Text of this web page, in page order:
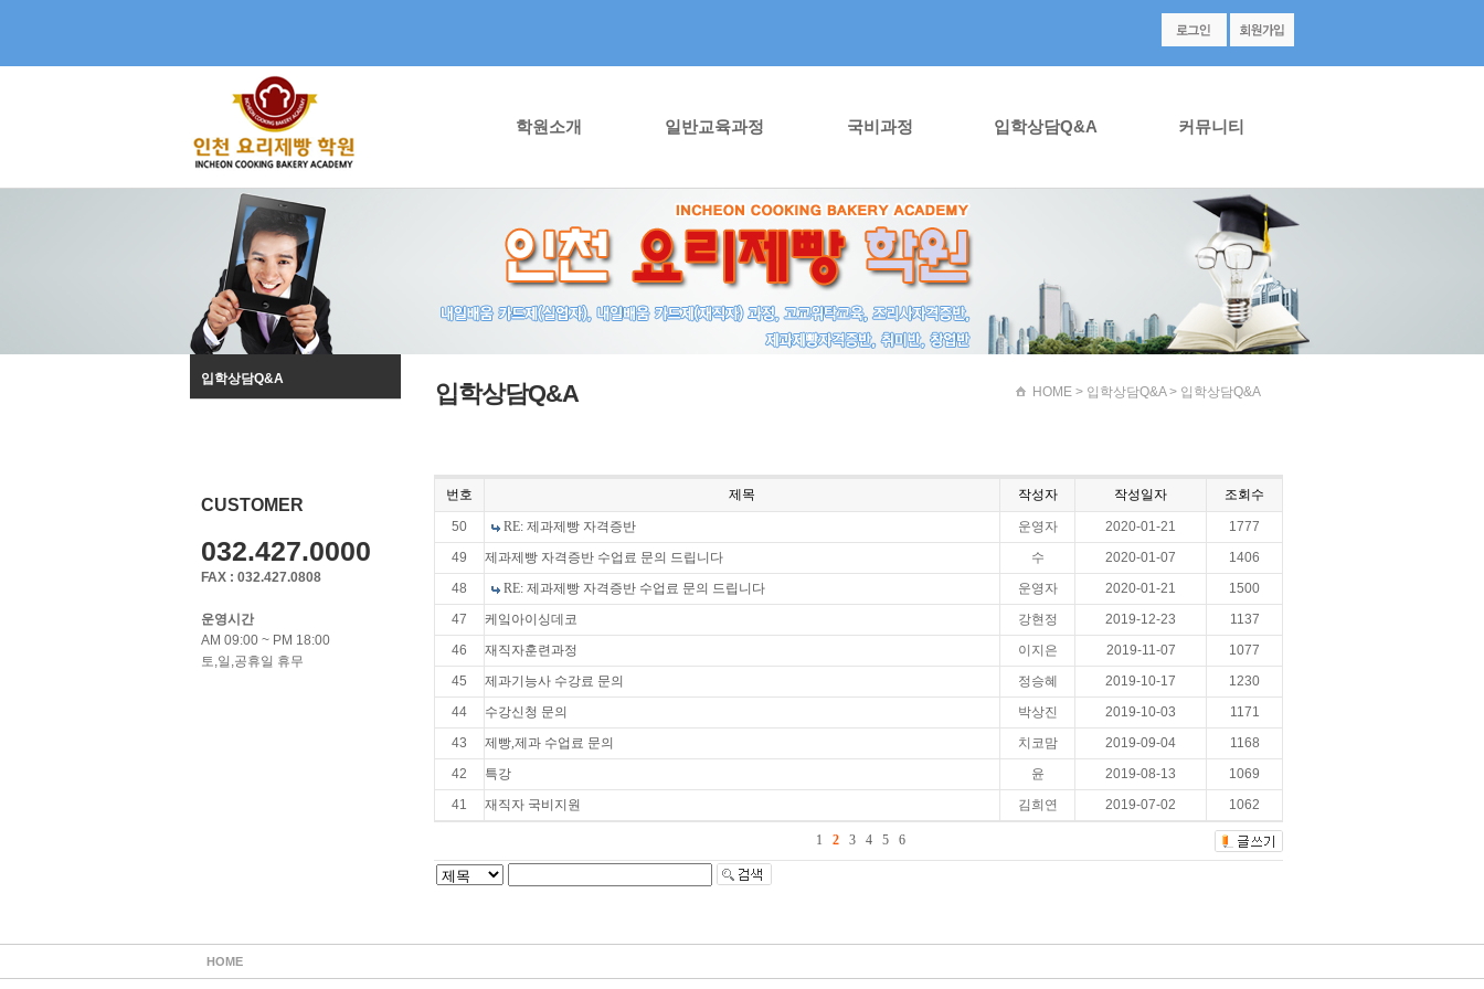
학원소개 일반교육과정 국비과정 입학상담Q&A 커뮤니티
입학상담Q&A
CUSTOMER
032.427.0000
FAX : 032.427.0808
운영시간
AM 09:00 ~ PM 18:00
토,일,공휴일 휴무
입학상담Q&A HOME > 입학상담Q&A > 입학상담Q&A
번호 제목 작성자 작성일자 조회수
50 RE: 제과제빵 자격증반 운영자 2020-01-21
1777
49
제과제빵 자격증반 수업료 문의 드립니다 수 2020-01-07
1406
48
RE: 제과제빵 자격증반 수업료 문의 드립니다 운영자 2020-01-21
1500
47
케잌아이싱데코 강현정 2019-12-23
1137
46
재직자훈련과정 이지은 2019-11-07
1077
45
제과기능사 수강료 문의 정승혜 2019-10-17
1230
44
수강신청 문의 박상진 2019-10-03
1171
43
제빵,제과 수업료 문의 치코맘 2019-09-04
1168
42
특강 윤 2019-08-13
1069
41
재직자 국비지원 김희연 2019-07-02 1062
1 2 3 4 5 6
HOME